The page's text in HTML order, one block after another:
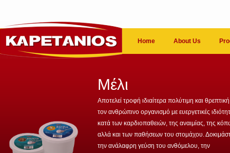
Home About Us
Μέλι
Αποτελεί τροφή ιδιαίτερα πολύτιμη και θρεπτική
τον ανθρώπινο οργανισμό με ευεργετικές
κατά των καρδιοπαθειών, της αναιμίας, της
αλλά και των παθήσεων του στομάχου.
την ανάλαφρη γεύση του ανθόμελου, την